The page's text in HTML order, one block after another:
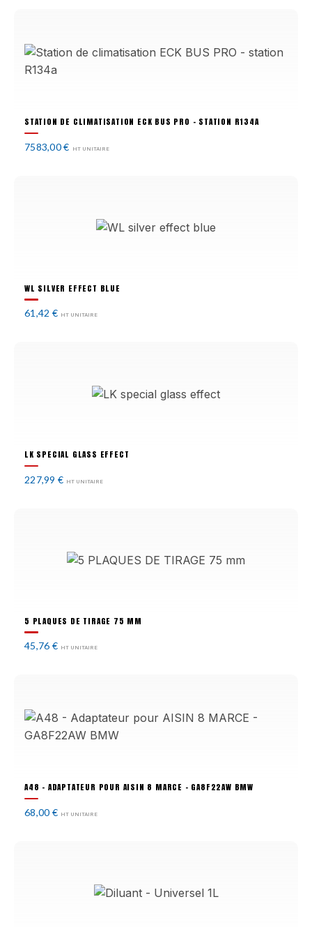
STATION DE CLIMATISATION ECK BUS PRO - STATION R134A
7583,00€ HT UNITAIRE
WL SILVER EFFECT BLUE
61,42 € HT UNITAIRE
LK SPECIAL GLASS EFFECT
227,99 € HT UNITAIRE
5 PLAQUES DE TIRAGE 75 MM
45,76 € HT UNITAIRE
A48 - ADAPTATEUR POUR AISIN 8 MARCE - GA8F22AW BMW
68,00 € HT UNITAIRE